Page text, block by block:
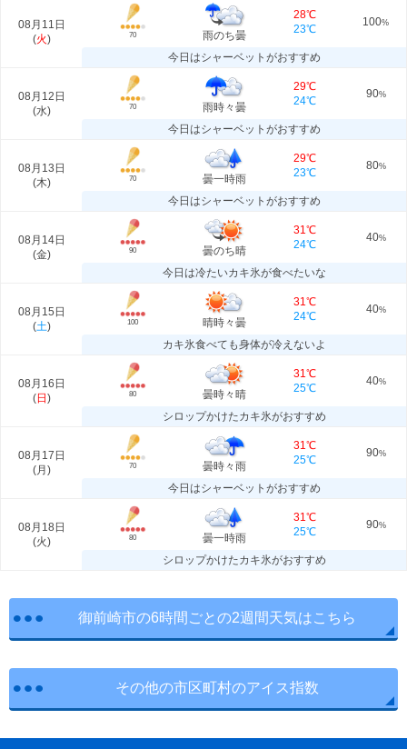
08月11日
(火) 70 雨のち曇
28℃
23℃
100%
今日はシャーベットがおすすめ
08月12日
(水) 70 雨時々曇
29℃
24℃
90%
今日はシャーベットがおすすめ
08月13日
(木) 70 曇一時雨
29℃
23℃
80%
今日はシャーベットがおすすめ
08月14日
(金) 90 曇のち晴
31℃
24℃
40%
今日は冷たいカキ氷が食べたいな
08月15日
(土) 100 晴時々曇
31℃
24℃
40%
カキ氷食べても身体が冷えないよ
08月16日
(日 ) 80 曇時々晴
31℃
25℃
40%
シロップかけたカキ氷がおすすめ
08月17日
(月 ) 70 曇時々雨
31℃
25℃
90%
今日はシャーベットがおすすめ
08月18日
(火) 80 曇一時雨
31℃
25℃
90%
シロップかけたカキ氷がおすすめ
御前崎市の6時間ごとの2週間天気はこちら
その他の市区町村のアイス指数